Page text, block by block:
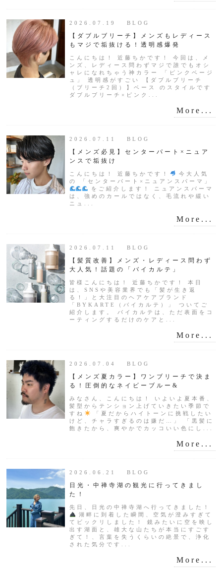
2026.07.19 BLOG
【ダブルブリーチ】メンズもレディース
もマジで垢抜ける！透明感爆発
こんにちは！ 近藤ちかです！ 今回は、メ
ンズ、レディース問わずマジで誰でもオシ
ャレになれちゃう神カラー 「ピンクベージ
ュ」 透明感がすごい 【ダブルブリーチ
（ブリーチ2回）】ベース のスタイルです
ダブルブリーチ×ピンク...
More...
2026.07.11 BLOG
【メンズ必見】センターパート×ニュア
ンスで垢抜け
こんにちは！ 近藤ちかです！
今大人気
の 「センターパート×ニュアンスパーマ」
をご紹介します！ ニュアンスパーマ
は、強めのカールではなく、毛流れや緩い
ニュ...
More...
2026.07.11 BLOG
【髪質改善】メンズ・レディース問わず
大人気！話題の「バイカルテ」
皆様こんにちは！ 近藤ちかです！ 本日
は、SNSや美容業界でも「髪が生き返
る！」と大注目のヘアケアブランド
「BYKARTE（バイカルテ）」 ついてご
紹介します。 バイカルテは、ただ表面をコ
ーティングするだけのケアと...
More...
2026.07.04 BLOG
【メンズ夏カラー】ワンブリーチで決ま
る！圧倒的なネイビーブルー&
みなさん、こんにちは！ いよいよ夏本番、
髪型からテンション上げていきたい季節で
すね
「夏だからハイトーンに挑戦したい
けど、チャラすぎるのは嫌だ…」 「黒髪に
飽きたから、爽やかでカッコいい色にし...
More...
2026.06.21 BLOG
日光・中禅寺湖の観光に行ってきまし
た！
先日、日光の中禅寺湖へ行ってきました！
湖畔に到着した瞬間、空気が澄みすぎて
てビックリしました！ 鏡みたいに空を映し
出す湖面と、雄大な山たちが本当にすごす
ぎて！、言葉を失うくらいの絶景で、浄化
された気分です...
More...